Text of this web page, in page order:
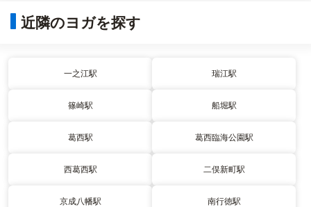
近隣のヨガを探す
一之江駅 瑞江駅
篠崎駅 船堀駅
葛西駅 葛西臨海公園駅
西葛西駅 二俣新町駅
京成八幡駅 南行徳駅